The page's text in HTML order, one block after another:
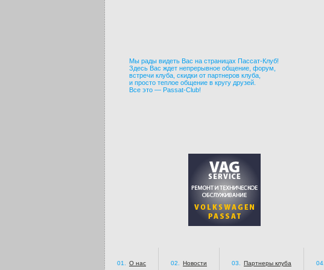
Мы рады видеть Вас на страницах Пассат-Клуб!
Здесь Вас ждет непрерывное общение, форум,
встречи клуба, скидки от партнеров клуба,
и просто теплое общение в кругу друзей.
Все это — Passat-Club!
01. О нас 02. Новости 03. Партнеры клуба 04.